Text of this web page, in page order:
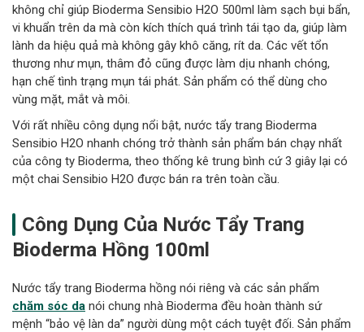
không chỉ giúp Bioderma Sensibio H2O 500ml làm sạch bụi bẩn,
vi khuẩn trên da mà còn kích thích quá trình tái tạo da, giúp làm
lành da hiệu quả mà không gây khô căng, rít da. Các vết tổn
thương như mụn, thâm đỏ cũng được làm dịu nhanh chóng,
hạn chế tình trạng mụn tái phát. Sản phẩm có thể dùng cho
vùng mặt, mắt và môi.
Với rất nhiều công dụng nổi bật, nước tẩy trang Bioderma
Sensibio H2O nhanh chóng trở thành sản phẩm bán chạy nhất
của công ty Bioderma, theo thống kê trung bình cứ 3 giây lại có
một chai Sensibio H2O được bán ra trên toàn cầu.
Công Dụng Của Nước Tẩy Trang
Bioderma Hồng 100ml
Nước tẩy trang Bioderma hồng nói riêng và các sản phẩm
chăm sóc da nói chung nhà Bioderma đều hoàn thành sứ
mệnh “bảo vệ làn da” người dùng một cách tuyệt đối. Sản phẩm